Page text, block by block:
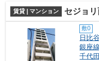
賃貸 | マンション セジョ
敷0
日比
銀座線
千代